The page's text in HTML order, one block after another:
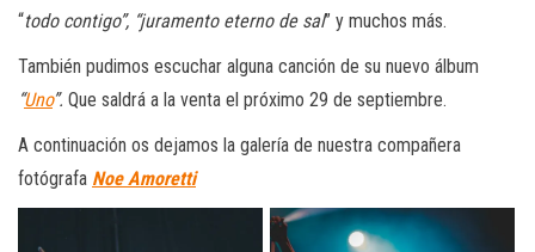
“todo contigo”, “juramento eterno de sal” y muchos más.
También pudimos escuchar alguna canción de su nuevo álbum
“Uno”. Que saldrá a la venta el próximo 29 de septiembre.
A continuación os dejamos la galería de nuestra compañera
fotógrafa Noe Amoretti